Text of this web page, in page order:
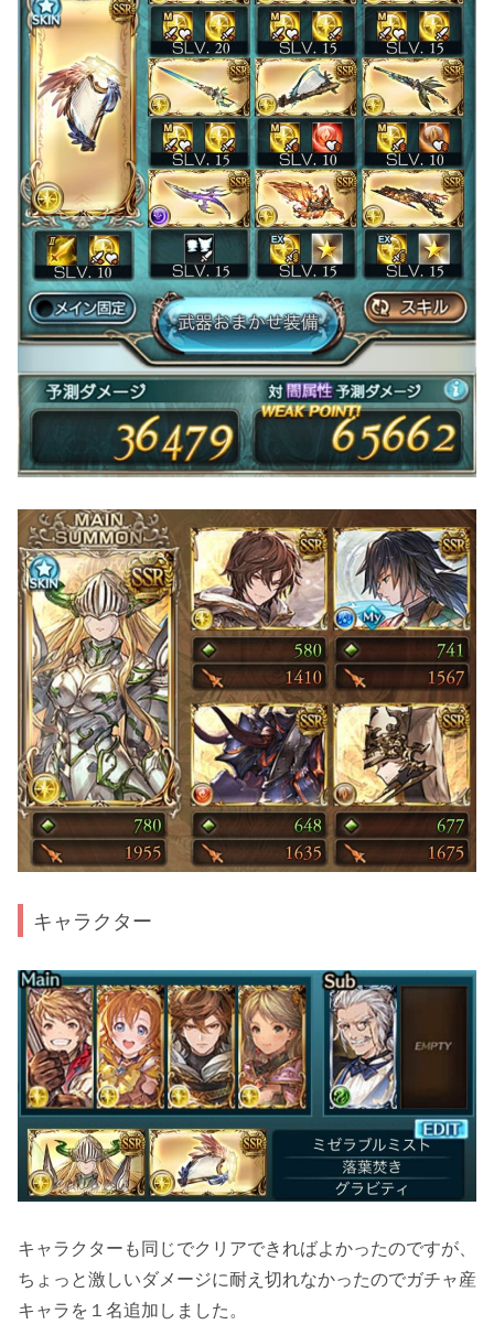
キャラクター
キャラクターも同じでクリアできればよかったのですが、
ちょっと激しいダメージに耐え切れなかったのでガチャ産
キャラを１名追加しました。